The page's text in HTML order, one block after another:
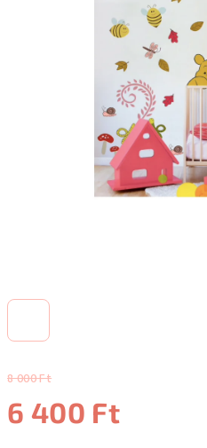
8 000 Ft
6 400 Ft